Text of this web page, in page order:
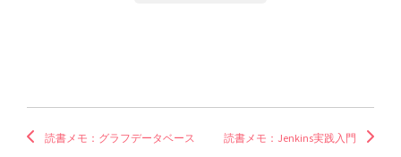
読書メモ：グラフデータベース 読書メモ：Jenkins実践入門